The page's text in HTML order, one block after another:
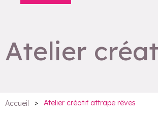
Atelier
Accueil > Atelier créatif attrape rêves